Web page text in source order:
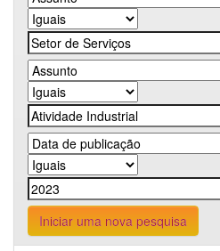
Iniciar uma nova pesquisa